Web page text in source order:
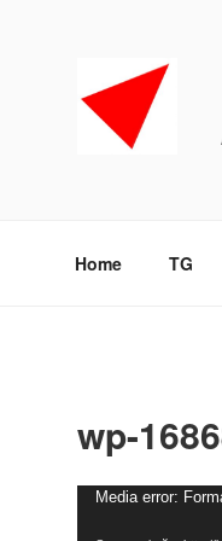
Home TG
wp-
Видеоплеер
Media error: